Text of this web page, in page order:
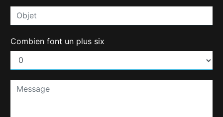
Combien font un plus six